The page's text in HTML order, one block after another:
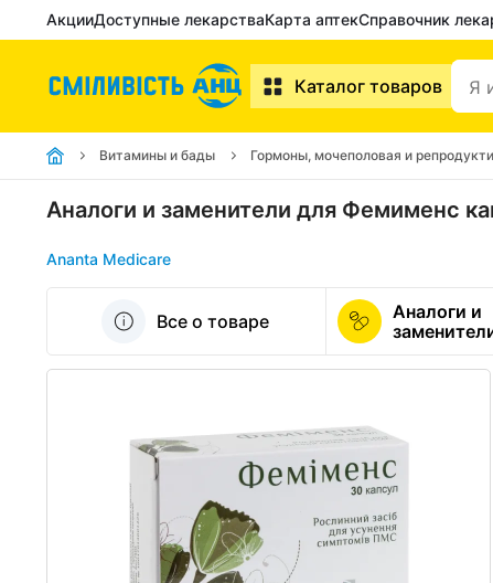
АкцииДоступные лекарстваКарта аптекСправочник
Каталог товаров
Витамины и бады Гормоны, мочеполовая и
Аналоги и заменители для Фемименс
Ananta Medicare
Все о товаре
Аналоги и